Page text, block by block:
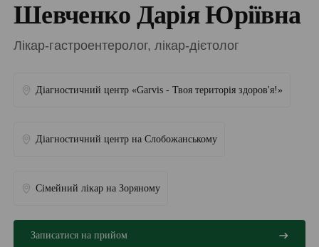
Шевченко Дарія Юріївна
Лікар-гастроентеролог, лікар-дієтолог
Діагностичний центр «Garvis - Твоя територія здоров'я!»
Діагностичний центр на Слобожанському
Сімейний лікар на Зоряному
Записатися на прийом